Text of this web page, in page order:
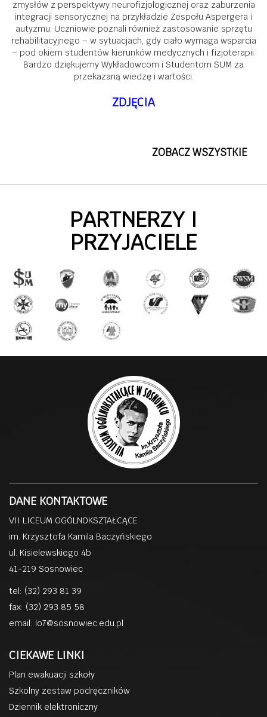
zmysłów z perspektywy neurofizjologicznej oraz zaburzenia
integracji sensorycznej na przykładzie Zespołu Aspergera i
autyzmu. Uczniowie poznali również zastosowanie sprzętu
rehabilitacyjnego – w sytuacjach, gdy ciało wymaga wsparcia
– pod okiem studentów kierunków medycznych i fizjoterapii.
Bardzo dziękujemy Wykładowcom i Studentom SUM za
przekazaną wiedzę i wartości.
ZDJĘCIA
ZOBACZ WSZYSTKIE
PARTNERZY I
PRZYJACIELE
DANE KONTAKTOWE
VII LICEUM OGÓLNOKSZTAŁCĄCE
im. Krzysztofa Kamila Baczyńskiego
ul. Kisielewskiego 4b
41-219 Sosnowiec
tel: (32) 293 81 39
fax: (32) 293 85 58
email: lo7@sosnowiec.edu.pl
CIEKAWE LINKI
Plan ewakuacji szkoły
Szkolny zestaw podręczników
Dziennik elektroniczny